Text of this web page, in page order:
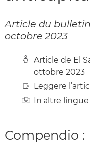
Article du
octobre 2023
Article de El
ottobre 2023
Leggere
In altre lingue
Compendio :